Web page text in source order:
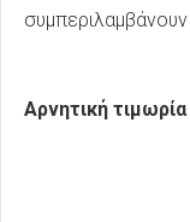
Αρνητική τιμωρία